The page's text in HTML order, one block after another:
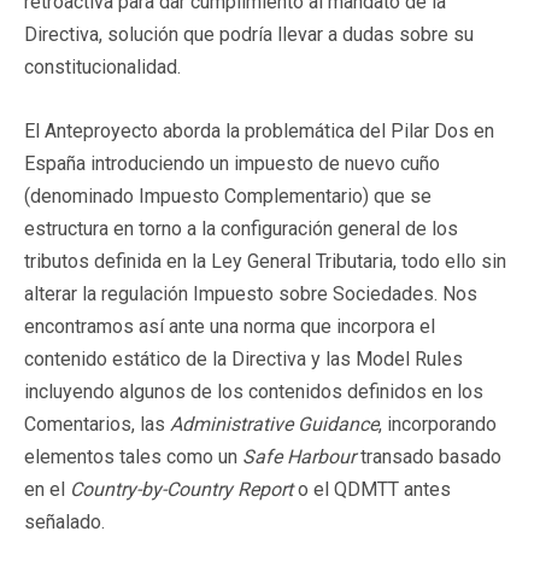
Directiva, solución que podría llevar a dudas sobre su
constitucionalidad.
El Anteproyecto aborda la problemática del Pilar Dos en
España introduciendo un impuesto de nuevo cuño
(denominado Impuesto Complementario) que se
estructura en torno a la configuración general de los
tributos definida en la Ley General Tributaria, todo ello sin
alterar la regulación Impuesto sobre Sociedades. Nos
encontramos así ante una norma que incorpora el
contenido estático de la Directiva y las Model Rules
incluyendo algunos de los contenidos definidos en los
Comentarios, las Administrative Guidance, incorporando
elementos tales como un Safe Harbourtransado basado
en el Country-by-Country Reporto el QDMTT antes
señalado.